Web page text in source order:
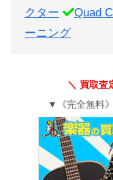
クター
Quad
ーニング
＼ 買取査
▼《完全無料